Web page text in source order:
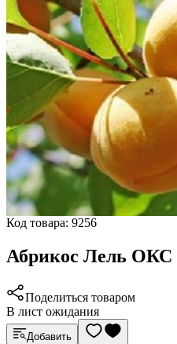
Код товара: 9256
Абрикос Лель ОКС
Поделиться товаром
В лист ожидания
Добавить